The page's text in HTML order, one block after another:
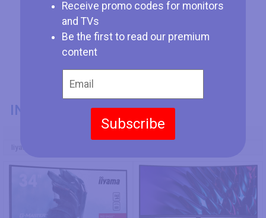
Receive promo codes for monitors
and TVs
Be the first to read our premium
content
Subscribe
INFORMATIONS GÉNÉRALES